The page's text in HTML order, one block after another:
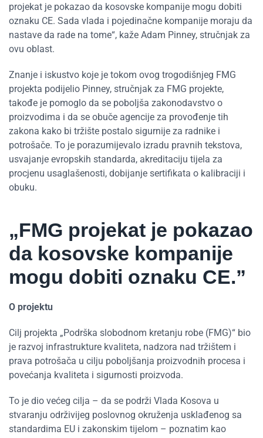
projekat je pokazao da kosovske kompanije mogu dobiti
oznaku CE. Sada vlada i pojedinačne kompanije moraju da
nastave da rade na tome“, kaže Adam Pinney, stručnjak za
ovu oblast.
Znanje i iskustvo koje je tokom ovog trogodišnjeg FMG
projekta podijelio Pinney, stručnjak za FMG projekte,
takođe je pomoglo da se poboljša zakonodavstvo o
proizvodima i da se obuče agencije za provođenje tih
zakona kako bi tržište postalo sigurnije za radnike i
potrošače. To je porazumijevalo izradu pravnih tekstova,
usvajanje evropskih standarda, akreditaciju tijela za
procjenu usaglašenosti, dobijanje sertifikata o kalibraciji i
obuku.
„FMG projekat je pokazao
da kosovske kompanije
mogu dobiti oznaku CE.”
O projektu
Cilj projekta „Podrška slobodnom kretanju robe (FMG)“ bio
je razvoj infrastrukture kvaliteta, nadzora nad tržištem i
prava potrošača u cilju poboljšanja proizvodnih procesa i
povećanja kvaliteta i sigurnosti proizvoda.
To je dio većeg cilja – da se podrži Vlada Kosova u
stvaranju održivijeg poslovnog okruženja usklađenog sa
standardima EU i zakonskim tijelom – poznatim kao